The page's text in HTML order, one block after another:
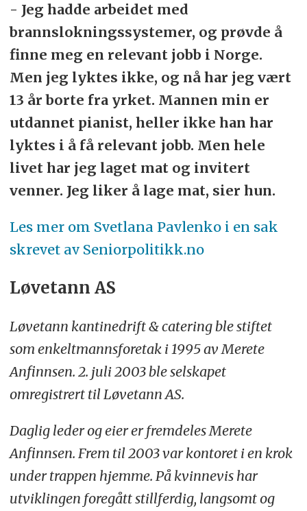
- Jeg hadde arbeidet med
brannslokningssystemer, og prøvde å
finne meg en relevant jobb i Norge.
Men jeg lyktes ikke, og nå har jeg vært
13 år borte fra yrket. Mannen min er
utdannet pianist, heller ikke han har
lyktes i å få relevant jobb. Men hele
livet har jeg laget mat og invitert
venner. Jeg liker å lage mat, sier hun.
Les mer om Svetlana Pavlenko i en sak
skrevet av Seniorpolitikk.no
Løvetann AS
Løvetann kantinedrift & catering ble stiftet
som enkeltmannsforetak i 1995 av Merete
Anfinnsen. 2. juli 2003 ble selskapet
omregistrert til Løvetann AS.
Daglig leder og eier er fremdeles Merete
Anfinnsen. Frem til 2003 var kontoret i en krok
under trappen hjemme. På kvinnevis har
utviklingen foregått stillferdig, langsomt og